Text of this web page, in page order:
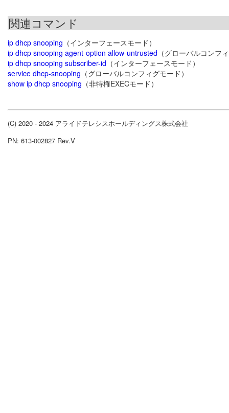
関連コマンド
ip dhcp snooping （インターフェースモード）
ip dhcp snooping agent-option allow-untrusted （グローバルコンフ
ip dhcp snooping subscriber-id （インターフェースモード）
service dhcp-snooping （グローバルコンフィグモード）
show ip dhcp snooping （非特権EXECモード）
(C) 2020 - 2024 アライドテレシスホールディングス株式会社
PN: 613-002827 Rev.V